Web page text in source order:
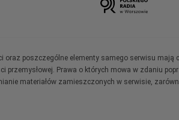
poszczególne elementy samego serwisu
Prawa o których mowa w zdaniu
materiałów zamieszczonych w serwisie,